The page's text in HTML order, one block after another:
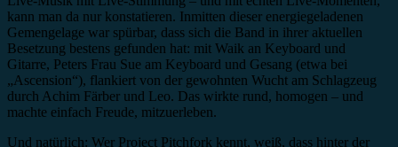
kann man da nur konstatieren. Inmitten dieser energiegeladenen
Gemengelage war spürbar, dass sich die Band in ihrer aktuellen
Besetzung bestens gefunden hat: mit Waik an Keyboard und
Gitarre, Peters Frau Sue am Keyboard und Gesang (etwa bei
„Ascension“), flankiert von der gewohnten Wucht am Schlagzeug
durch Achim Färber und Leo. Das wirkte rund, homogen – und
machte einfach Freude, mitzuerleben.
Und natürlich: Wer Project Pitchfork kennt, weiß, dass hinter der